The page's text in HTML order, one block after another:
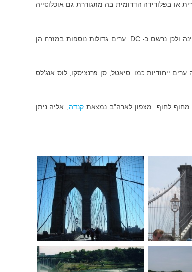
או בפלורידה הדרומית בה מתגוררת גם אוכלוסייה
וושינגטון בירתה של ארצות הברית שוכנת גם היא במזרחה ארצות הברית, באזור מינהלי שאינו מדינה ולכן נרשם כ- DC. ערים גדולות נוספות במזרח הן
ייחודיות כמו: סיאטל, סן פרנציסקו, לוס אנג'לס
לחוף. מצפון לארה"ב נמצאתקנדה , אליה ניתן
יורק